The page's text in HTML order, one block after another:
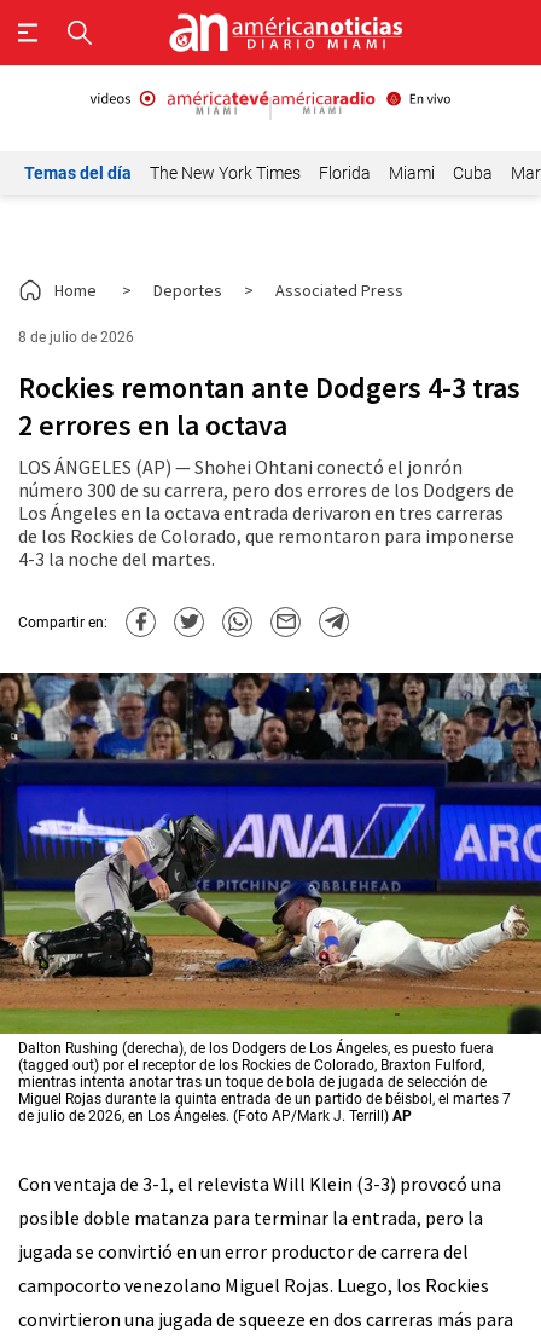
Temas del día The New York Times Florida Miami Cuba
Home > Deportes > Associated Press
8 de julio de 2026
Rockies remontan ante Dodgers 4-3 tras
2 errores en la octava
LOS ÁNGELES (AP) — Shohei Ohtani conectó el jonrón
número 300 de su carrera, pero dos errores de los Dodgers de
Los Ángeles en la octava entrada derivaron en tres carreras
de los Rockies de Colorado, que remontaron para imponerse
4-3 la noche del martes.
Compartir en:
Dalton Rushing (derecha), de los Dodgers de Los Ángeles, es puesto fuera
(tagged out) por el receptor de los Rockies de Colorado, Braxton Fulford,
mientras intenta anotar tras un toque de bola de jugada de selección de
Miguel Rojas durante la quinta entrada de un partido de béisbol, el martes 7
de julio de 2026, en Los Ángeles. (Foto AP/Mark J. Terrill) AP
Con ventaja de 3-1, el relevista Will Klein (3-3) provocó una
posible doble matanza para terminar la entrada, pero la
jugada se convirtió en un error productor de carrera del
campocorto venezolano Miguel Rojas. Luego, los Rockies
convirtieron una jugada de squeeze en dos carreras más para